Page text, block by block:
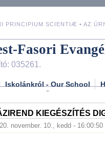
PRINCIPIUM SCIENTIÆ • AZ
Fasori
035261.
Iskolánkról - Our School
KIEGÉSZÍTÉS
november. 10., kedd - 16:00:50